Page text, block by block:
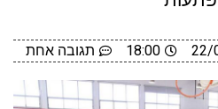
22/
18:00 תגובה אחת